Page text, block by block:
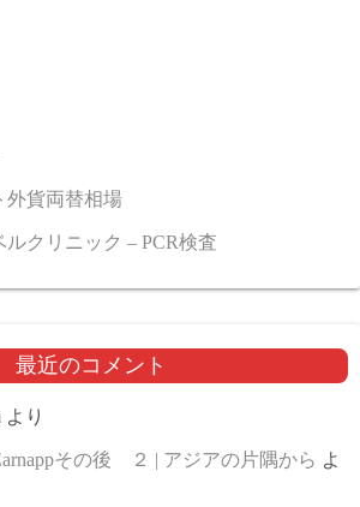
外貨両替相場
ルクリニック – PCR検査
最近のコメント
より
その後 ２ | アジアの片隅から よ